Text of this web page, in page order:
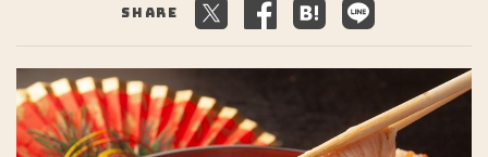
Share